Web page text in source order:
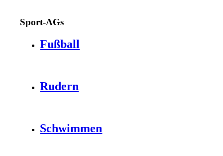
Sport-AGs
Fußball
Rudern
Schwimmen